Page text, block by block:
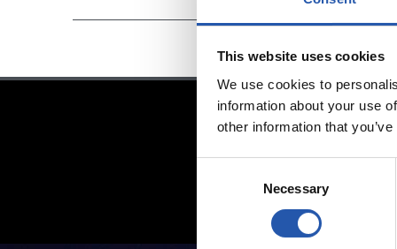
This website uses cookies
We use cookies to
information about your use
other information that
Necessary